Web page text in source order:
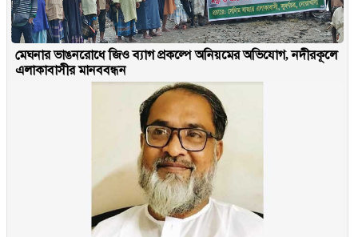
মেঘনার ভাঙনরোধে জিও ব্যাগ প্রকল্পে অনিয়মের অভিযোগ, নদীরকূলে
এলাকাবাসীর মানববন্ধন